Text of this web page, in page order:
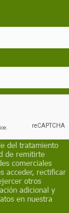
la
masa
del tratamiento
de remitirte
comerciales
acceder, rectificar
otros
adicional y
en nuestra